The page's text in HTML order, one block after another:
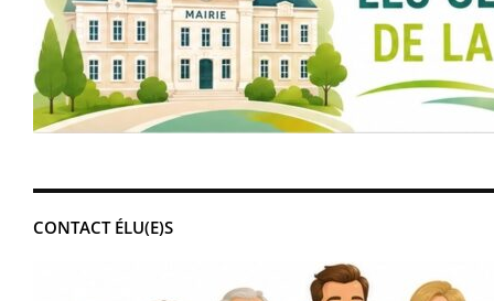
CONTACT ÉLU(E)S